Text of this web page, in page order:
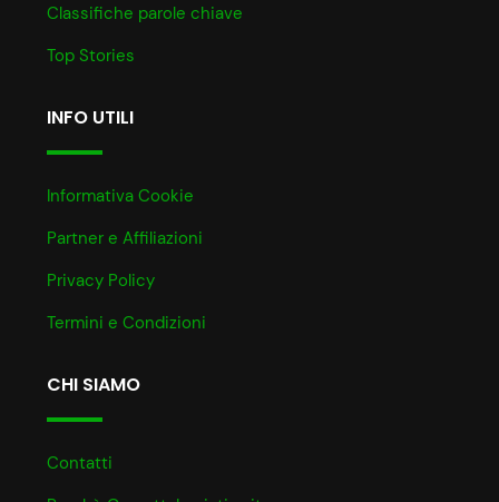
Classifiche parole chiave
Top Stories
INFO UTILI
Informativa Cookie
Partner e Affiliazioni
Privacy Policy
Termini e Condizioni
CHI SIAMO
Contatti